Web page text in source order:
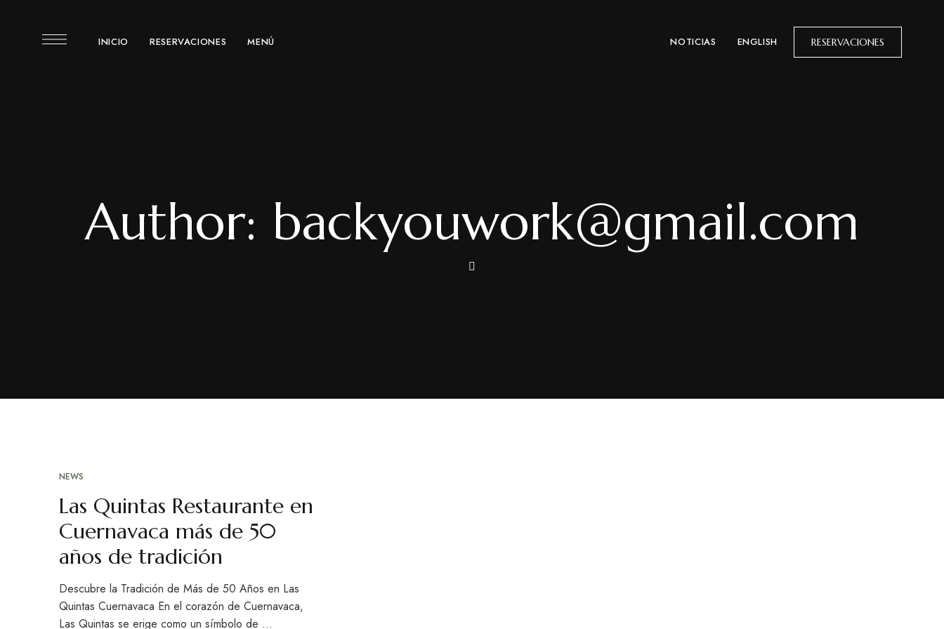
INICIO RESERVACIONES MENÚ NOTICIAS ENGLISH RESERVACIONES
Author: backyouwork@gmail.com
NEWS
Las Quintas Restaurante en
Cuernavaca más de 50
años de tradición
Descubre la Tradición de Más de 50 Años en Las
Quintas Cuernavaca En el corazón de Cuernavaca,
Las Quintas se erige como un símbolo de …